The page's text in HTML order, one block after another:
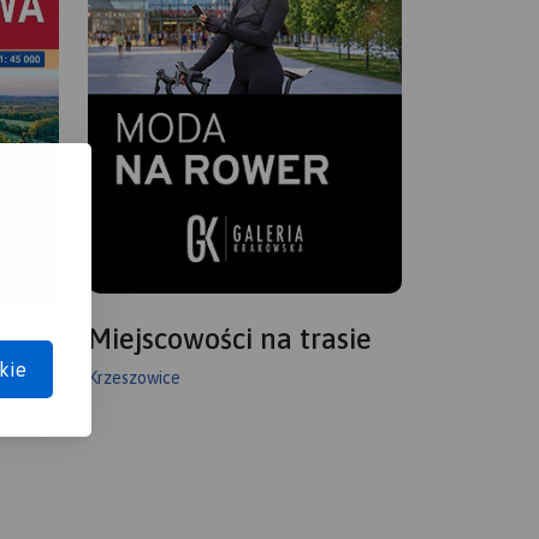
Miejscowości na trasie
Krzeszowice